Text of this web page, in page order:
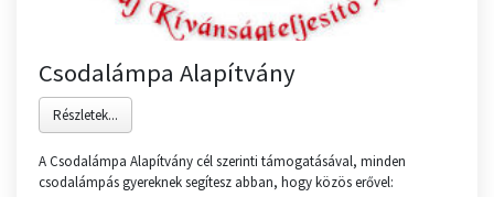
Csodalámpa Alapítvány
Részletek...
A Csodalámpa Alapítvány cél szerinti támogatásával, minden
csodalámpás gyereknek segítesz abban, hogy közös erővel: